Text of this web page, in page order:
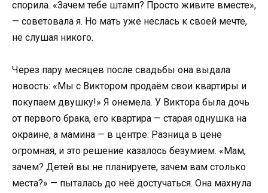
спорила. «Зачем тебе штамп? Просто живите вместе»,
— советовала я. Но мать уже неслась к своей мечте,
не слушая никого.
Через пару месяцев после свадьбы она выдала
новость: «Мы с Виктором продаём свои квартиры и
покупаем двушку!» Я онемела. У Виктора была дочь
от первого брака, его квартира — старая однушка на
окраине, а мамина — в центре. Разница в цене
огромная, и это решение казалось безумием. «Мам,
зачем? Детей вы не планируете, зачем вам столько
места?» — пыталась до неё достучаться. Она махнула